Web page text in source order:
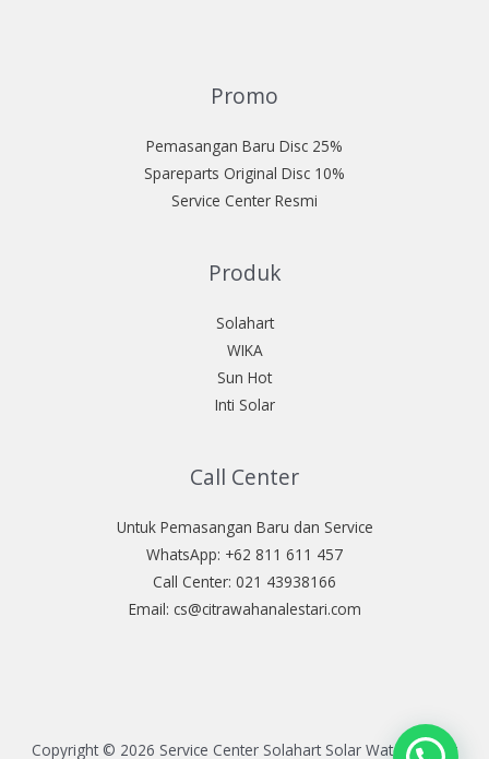
Promo
Pemasangan Baru Disc 25%
Spareparts Original Disc 10%
Service Center Resmi
Produk
Solahart
WIKA
Sun Hot
Inti Solar
Call Center
Untuk Pemasangan Baru dan Service
WhatsApp: +62 811 611 457
Call Center: 021 43938166
Email: cs@citrawahanalestari.com
Copyright © 2026 Service Center Solahart Solar Water Heater